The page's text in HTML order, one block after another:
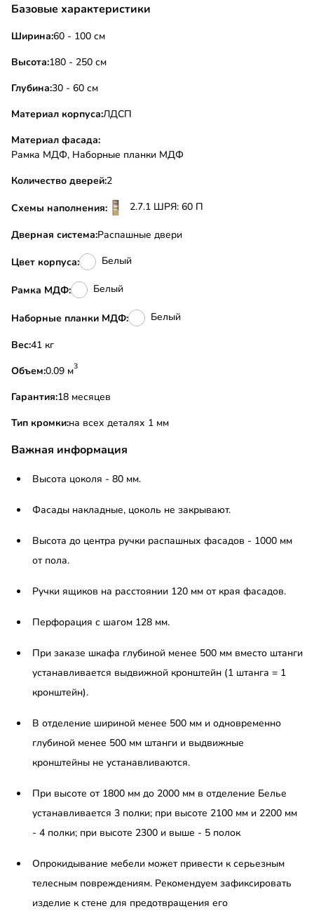
Базовые характеристики
Ширина:60 - 100 см
Высота:180 - 250 см
Глубина:30 - 60 см
Материал корпуса:ЛДСП
Материал фасада:
Рамка МДФ, Наборные планки МДФ
Количество дверей:2
Схемы наполнения: 2.7.1 ШРЯ: 60 П
Дверная система:Распашные двери
Цвет корпуса: Белый
Рамка МДФ: Белый
Наборные планки МДФ: Белый
Вес:
41 кг
Объем:
0.09 м3
Гарантия:18 месяцев
Тип кромки:на всех деталях 1 мм
Важная информация
Высота цоколя - 80 мм.
Фасады накладные, цоколь не закрывают.
Высота до центра ручки распашных фасадов - 1000 мм
от пола.
Ручки ящиков на расстоянии 120 мм от края фасадов.
Перфорация с шагом 128 мм.
При заказе шкафа глубиной менее 500 мм вместо штанги
устанавливается выдвижной кронштейн (1 штанга = 1
кронштейн).
В отделение шириной менее 500 мм и одновременно
глубиной менее 500 мм штанги и выдвижные
кронштейны не устанавливаются.
При высоте от 1800 мм до 2000 мм в отделение Белье
устанавливается 3 полки; при высоте 2100 мм и 2200 мм
- 4 полки; при высоте 2300 и выше - 5 полок
Опрокидывание мебели может привести к серьезным
телесным повреждениям. Рекомендуем зафиксировать
изделие к стене для предотвращения его